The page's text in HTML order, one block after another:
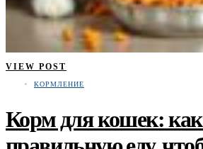
VIEW POST
КОРМЛЕНИЕ
Корм для кошек: